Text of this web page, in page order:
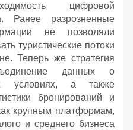
цифровой
Ранее разрозненные
не позволяли
туристические потоки
Теперь же стратегия
данных о
условиях, а также
бронирований и
крупным платформам,
и среднего бизнеса